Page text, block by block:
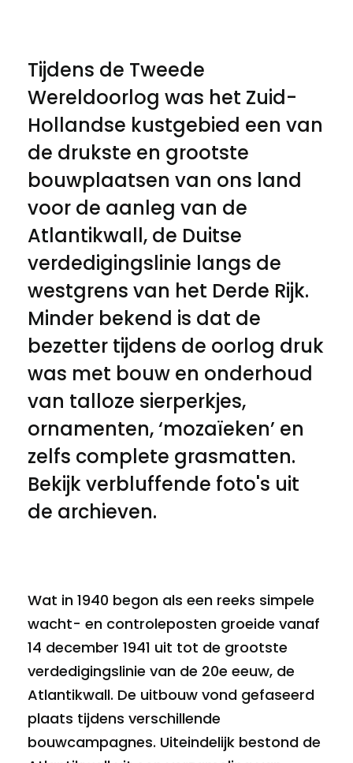
Tijdens de Tweede
Wereldoorlog was het Zuid-
Hollandse kustgebied een van
de drukste en grootste
bouwplaatsen van ons land
voor de aanleg van de
Atlantikwall, de Duitse
verdedigingslinie langs de
westgrens van het Derde Rijk.
Minder bekend is dat de
bezetter tijdens de oorlog druk
was met bouw en onderhoud
van talloze sierperkjes,
ornamenten, ‘mozaïeken’ en
zelfs complete grasmatten.
Bekijk verbluffende foto's uit
de archieven.
Wat in 1940 begon als een reeks simpele
wacht- en controleposten groeide vanaf
14 december 1941 uit tot de grootste
verdedigingslinie van de 20e eeuw, de
Atlantikwall. De uitbouw vond gefaseerd
plaats tijdens verschillende
bouwcampagnes. Uiteindelijk bestond de